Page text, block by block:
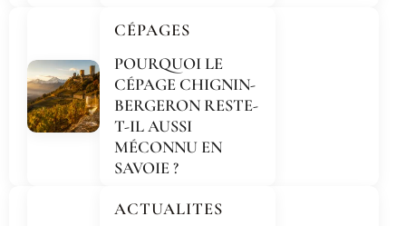
CÉPAGES
POURQUOI LE
CÉPAGE CHIGNIN-
BERGERON RESTE-
T-IL AUSSI
MÉCONNU EN
SAVOIE ?
ACTUALITES